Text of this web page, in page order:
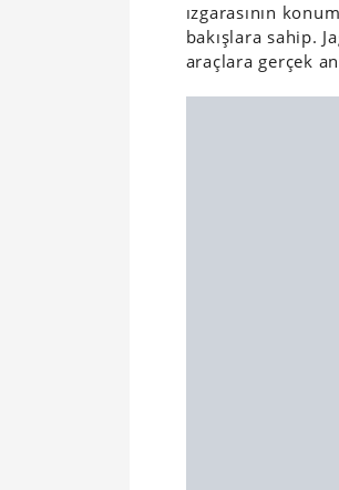
ızgarasının
bakışlara sahip.
araçlara gerçek